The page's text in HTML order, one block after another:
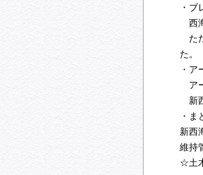
・ブ
西
た
た。
・ア
ア
新
・ま
新西
維持
☆土